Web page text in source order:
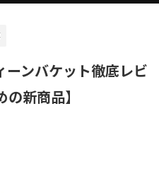
ーンバケット徹底レビ
新商品】